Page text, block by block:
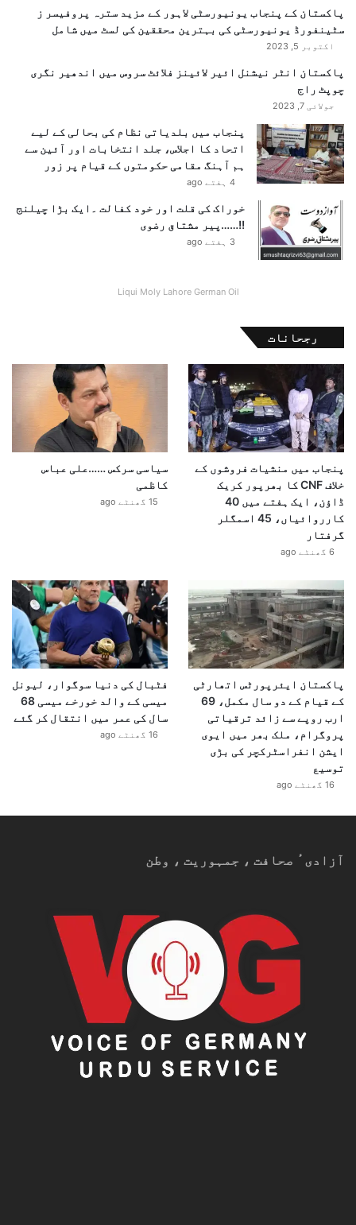
پاکستان کے پنجاب یونیورسٹی لاہور کے مزید سترہ پروفیسر ز
سٹینفورڈ یونیورسٹی کی بہترین محققین کی لسٹ میں شامل
اکتوبر 5, 2023
پاکستان انٹر نیشنل ائیر لائینز فلائٹ سروس میں اندھیر نگری
چوپٹ راج
جولائی 7, 2023
پنجاب میں بلدیاتی نظام کی بحالی کے لیے
اتحاد کا اجلاس، جلد انتخابات اور آئین سے
ہم آہنگ مقامی حکومتوں کے قیام پر زور
4 ہفتے ago
خوراک کی قلت اور خود کفالت ۔ایک بڑا چیلنج
!!……پیر مشتاق رضوی
3 ہفتے ago
Liqui Moly Lahore German Oil
رجحانات
پنجاب میں منشیات فروشوں کے
خلاف CNF کا بھرپور کریک
ڈاؤن، ایک ہفتے میں 40
کارروائیاں، 45 اسمگلر
گرفتار
6 گھنٹے ago
سیاسی سرکس ……علی عباس
کاظمی
15 گھنٹے ago
پاکستان ایئرپورٹس اتھارٹی
کے قیام کے دو سال مکمل، 69
ارب روپے سے زائد ترقیاتی
پروگرام، ملک بھر میں ایوی
ایشن انفراسٹرکچر کی بڑی
توسیع
16 گھنٹے ago
فٹبال کی دنیا سوگوار، لیونل
میسی کے والد خورخے میسی 68
سال کی عمر میں انتقال کر گئے
16 گھنٹے ago
آزادیٴ صحافت ، جمہوریت ، وطن